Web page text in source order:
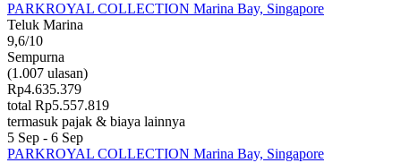
PARKROYAL COLLECTION Marina Bay, Singapore
Teluk Marina
9,6/10
Sempurna
(1.007 ulasan)
Rp4.635.379
total Rp5.557.819
termasuk pajak & biaya lainnya
5 Sep - 6 Sep
PARKROYAL COLLECTION Marina Bay, Singapore